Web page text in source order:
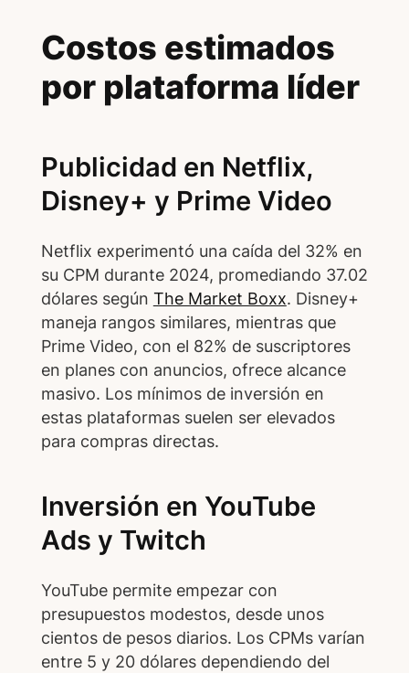
Costos estimados
por plataforma líder
Publicidad en Netflix,
Disney+ y Prime Video
Netflix experimentó una caída del 32% en
su CPM durante 2024, promediando 37.02
dólares según The Market Boxx. Disney+
maneja rangos similares, mientras que
Prime Video, con el 82% de suscriptores
en planes con anuncios, ofrece alcance
masivo. Los mínimos de inversión en
estas plataformas suelen ser elevados
para compras directas.
Inversión en YouTube
Ads y Twitch
YouTube permite empezar con
presupuestos modestos, desde unos
cientos de pesos diarios. Los CPMs varían
entre 5 y 20 dólares dependiendo del